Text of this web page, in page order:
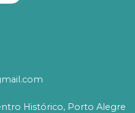
Histórico, Porto Alegre